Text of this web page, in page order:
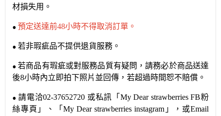
材損失用。
● 預定送達前48小時不得取消訂單。
● 若非瑕疵品不提供退貨服務。
● 若商品有瑕疵或對服務品質有疑問，請務必於商品送達
後8小時內立即拍下照片並回傳，若超過時間恕不賠償。
● 請電洽02-37652720 或私訊 「 My Dear strawberries FB粉
絲專頁」
、 「 My Dear strawberries instagram 」，或Email